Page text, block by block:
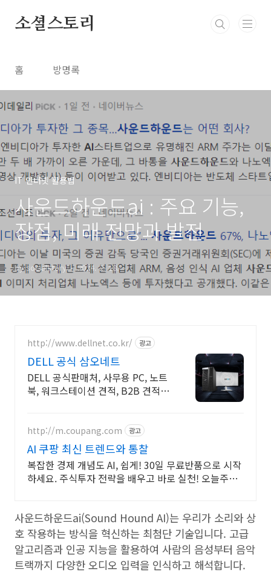
소셜스토리
홈 방명록
IT 인터넷 활용법
사운드하운드ai : 주요 기능,
장점, 미래 전망과 발전
by socialstory 2024. 2. 18.
http://www.dellnet.co.kr/ 광고
DELL 공식 삼오네트
DELL 공식판매처, 사무용 PC, 노트
북, 워크스테이션 견적, B2B 견적문
http://m.coupang.com 광고
AI 쿠팡 최신 트렌드와 통찰
복잡한 경제 개념도 AI, 쉽게! 30일 무료반품으로 시작
하세요. 주식투자 전략을 배우고 바로 실천! 오늘주문
사운드하운드ai(Sound Hound AI)는 우리가 소리와 상
호 작용하는 방식을 혁신하는 최첨단 기술입니다. 고급
알고리즘과 인공 지능을 활용하여 사람의 음성부터 음악
트랙까지 다양한 오디오 입력을 인식하고 해석합니다.